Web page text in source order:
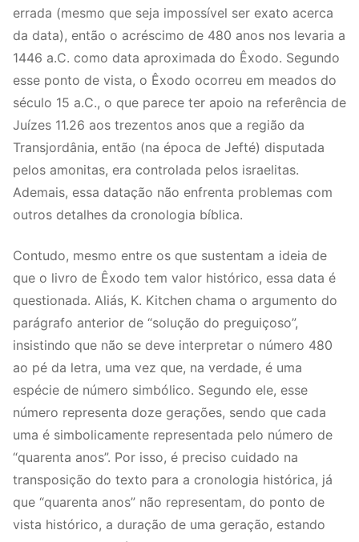
errada (mesmo que seja impossível ser exato acerca
da data), então o acréscimo de 480 anos nos levaria a
1446 a.C. como data aproximada do Êxodo. Segundo
esse ponto de vista, o Êxodo ocorreu em meados do
século 15 a.C., o que parece ter apoio na referência de
Juízes 11.26 aos trezentos anos que a região da
Transjordânia, então (na época de Jefté) disputada
pelos amonitas, era controlada pelos israelitas.
Ademais, essa datação não enfrenta problemas com
outros detalhes da cronologia bíblica.
Contudo, mesmo entre os que sustentam a ideia de
que o livro de Êxodo tem valor histórico, essa data é
questionada. Aliás, K. Kitchen chama o argumento do
parágrafo anterior de “solução do preguiçoso”,
insistindo que não se deve interpretar o número 480
ao pé da letra, uma vez que, na verdade, é uma
espécie de número simbólico. Segundo ele, esse
número representa doze gerações, sendo que cada
uma é simbolicamente representada pelo número de
“quarenta anos”. Por isso, é preciso cuidado na
transposição do texto para a cronologia histórica, já
que “quarenta anos” não representam, do ponto de
vista histórico, a duração de uma geração, estando